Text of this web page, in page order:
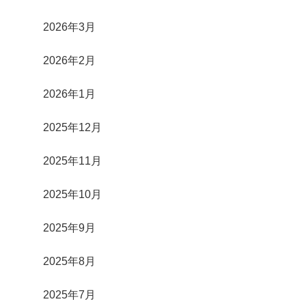
2026年3月
2026年2月
2026年1月
2025年12月
2025年11月
2025年10月
2025年9月
2025年8月
2025年7月